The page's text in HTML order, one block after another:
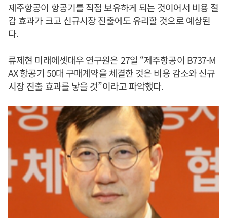
제주항공이 항공기를 직접 보유하게 되는 것이어서 비용 절
감 효과가 크고 신규시장 진출에도 유리할 것으로 예상된
다.
류제현 미래에셋대우 연구원은 27일 “제주항공이 B737-M
AX 항공기 50대 구매계약을 체결한 것은 비용 감소와 신규
시장 진출 효과를 낳을 것”이라고 파악했다.